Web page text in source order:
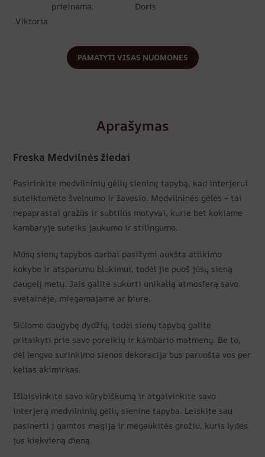
prieinama.
Viktoria
Doris
PAMATYTI VISAS NUOMONES
Aprašymas
Freska Medvilnės žiedai
Pasirinkite medvilninių gėlių sieninę tapybą, kad interjerui
suteiktumėte švelnumo ir žavesio. Medvilninės gėlės – tai
nepaprastai gražūs ir subtilūs motyvai, kurie bet kokiame
kambaryje suteiks jaukumo ir stilingumo.
Mūsų sienų tapybos darbai pasižymi aukšta atlikimo
kokybe ir atsparumu blukimui, todėl jie puoš jūsų sieną
daugelį metų. Jais galite sukurti unikalią atmosferą savo
svetainėje, miegamajame ar biure.
Siūlome daugybę dydžių, todėl sienų tapybą galite
pritaikyti prie savo poreikių ir kambario matmenų. Be to,
dėl lengvo surinkimo sienos dekoracija bus paruošta vos per
kelias akimirkas.
Išlaisvinkite savo kūrybiškumą ir atgaivinkite savo
interjerą medvilninių gėlių sienine tapyba. Leiskite sau
pasinerti į gamtos magiją ir mėgaukitės grožiu, kuris lydės
jus kiekvieną dieną.